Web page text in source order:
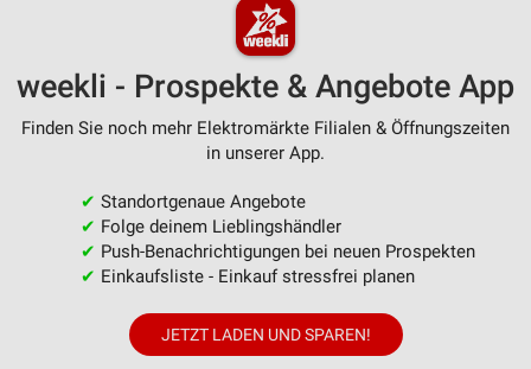
weekli - Prospekte & Angebote App
Finden Sie noch mehr Elektromärkte Filialen & Öffnungszeiten
in unserer App.
✔ Standortgenaue Angebote
✔ Folge deinem Lieblingshändler
✔ Push-Benachrichtigungen bei neuen Prospekten
✔ Einkaufsliste - Einkauf stressfrei planen
JETZT LADEN UND SPAREN!